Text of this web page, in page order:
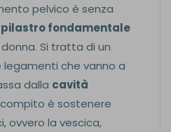
pelvico è senza
pilastro fondamentale
Si tratta di un
legamenti che vanno a
dalla cavità
compito è sostenere
ovvero la vescica,